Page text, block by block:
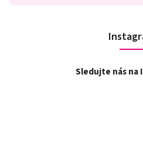
Sledujte nás na